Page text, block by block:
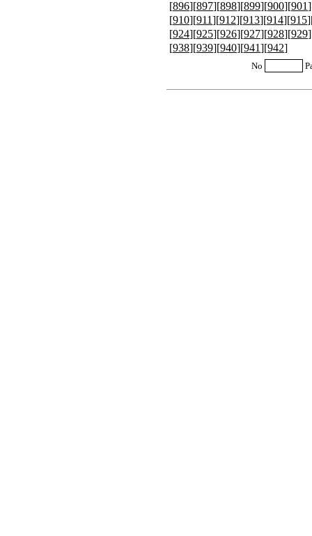
[896][897][898][899][900][901
[910][911][912][913][914][915
[924][925][926][927][928][929
[938][939][940][941][942]
No